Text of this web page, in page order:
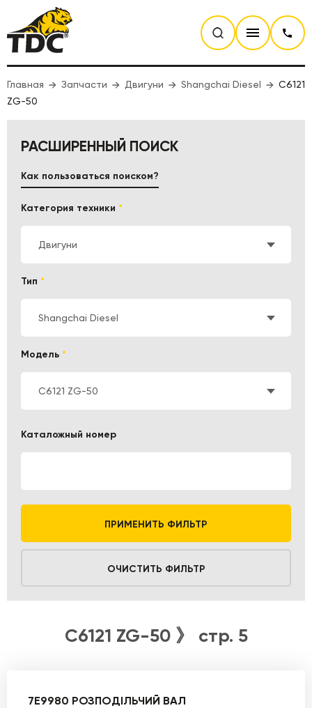
Главная Запчасти Двигуни Shangchai Diesel
C6121
ZG-50
РАСШИРЕННЫЙ ПОИСК
Категория техники *
Двигуни
Тип *
Shangchai Diesel
Модель *
C6121 ZG-50
Каталожный номер
ПРИМЕНИТЬ ФИЛЬТР
ОЧИСТИТЬ ФИЛЬТР
Как пользоваться поиском?
C6121 ZG-50 》 стр. 5
7E9980 РОЗПОДІЛЬЧИЙ ВАЛ